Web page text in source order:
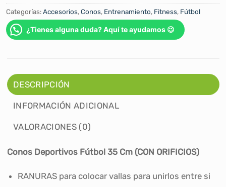
Categorías:Accesorios,Conos, Entrenamiento, Fitness, Fútbol
¿Tienes alguna duda? Aquí te ayudamos 😉
DESCRIPCIÓN
INFORMACIÓN ADICIONAL
VALORACIONES (0)
Conos Deportivos Fútbol35 Cm (CON ORIFICIOS)
RANURAS para colocar vallas para unirlos entre si